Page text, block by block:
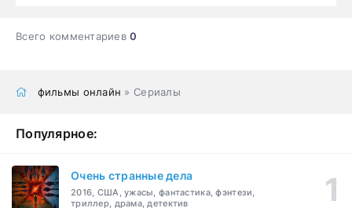
Всего комментариев0
фильмы онлайн » Сериалы
Популярное:
Очень странные дела
2016, США, ужасы, фантастика, фэнтези,
триллер, драма, детектив